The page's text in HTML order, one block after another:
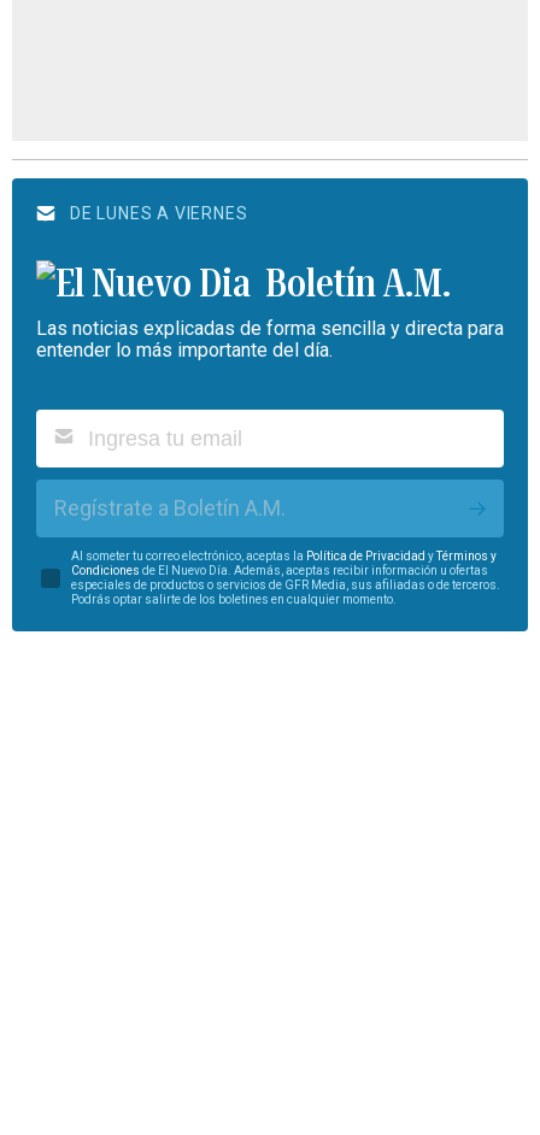
DE LUNES A VIERNES
Boletín A.M.
Las noticias explicadas de forma sencilla y directa para
entender lo más importante del día.
Regístrate a Boletín A.M.
Al someter tu correo electrónico, aceptas la Política de Privacidad yTérminos y
Condiciones de El Nuevo Día. Además, aceptas recibir información u ofertas
especiales de productos o servicios de GFR Media, sus afiliadas o de terceros.
Podrás optar salirte de los boletines en cualquier momento.